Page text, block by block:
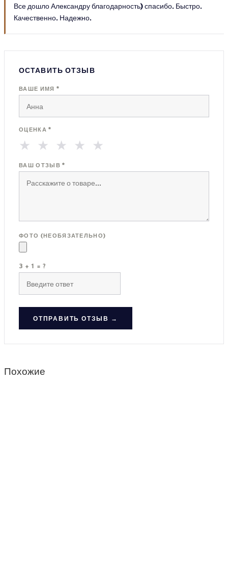
Все дошло Александру благодарность) спасибо. Быстро.
Качественно. Надежно.
ОСТАВИТЬ ОТЗЫВ
ВАШЕ ИМЯ *
ОЦЕНКА *
★ ★ ★ ★ ★
ВАШ ОТЗЫВ *
ФОТО (НЕОБЯЗАТЕЛЬНО)
3 + 1 = ?
ОТПРАВИТЬ ОТЗЫВ →
Похожие